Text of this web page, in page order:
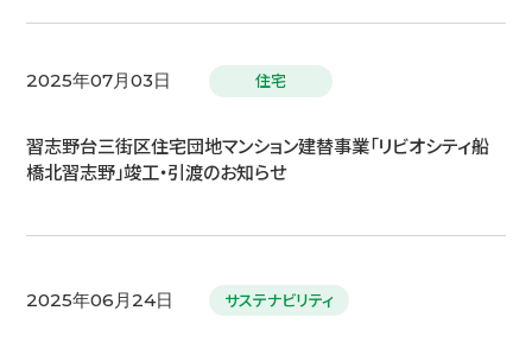
2025年07月03日 住宅
習志野台三街区住宅団地マンション建替事業「リビオシティ船
橋北習志野」竣工・引渡のお知らせ
2025年06月24日 サステナビリティ